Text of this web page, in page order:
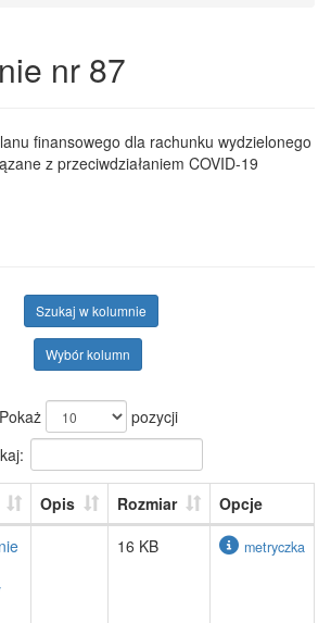
nr 87
finansowego dla rachunku wydzielonego
z przeciwdziałaniem COVID-19
Szukaj w kolumnie
Wybór kolumn
Pokaż
pozycji
Opis Rozmiar
Opcje
16 KB metryczka